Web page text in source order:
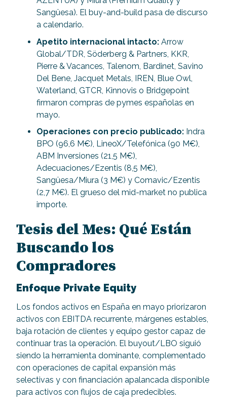
Sangüesa). El buy-and-build pasa de discurso
a calendario.
Apetito internacional intacto: Arrow
Global/TDR, Söderberg & Partners, KKR,
Pierre & Vacances, Talenom, Bardinet, Savino
Del Bene, Jacquet Metals, IREN, Blue Owl,
Waterland, GTCR, Kinnovis o Bridgepoint
firmaron compras de pymes españolas en
mayo.
Operaciones con precio publicado: Indra
BPO (96,6 M€), LineoX/Telefónica (90 M€),
ABM Inversiones (21,5 M€),
Adecuaciones/Ezentis (8,5 M€),
Sangüesa/Miura (3 M€) y Comavic/Ezentis
(2,7 M€). El grueso del mid-market no publica
importe.
Tesis del Mes: Qué Están
Buscando los
Compradores
Enfoque Private Equity
Los fondos activos en España en mayo priorizaron
activos con EBITDA recurrente, márgenes estables,
baja rotación de clientes y equipo gestor capaz de
continuar tras la operación. El buyout/LBO siguió
siendo la herramienta dominante, complementado
con operaciones de capital expansión más
selectivas y con financiación apalancada disponible
para activos con flujos de caja predecibles.